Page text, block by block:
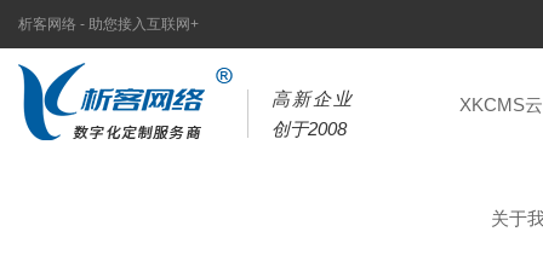
析客网络 - 助您接入互联网+
高新企业
创于2008
XKCMS
关于